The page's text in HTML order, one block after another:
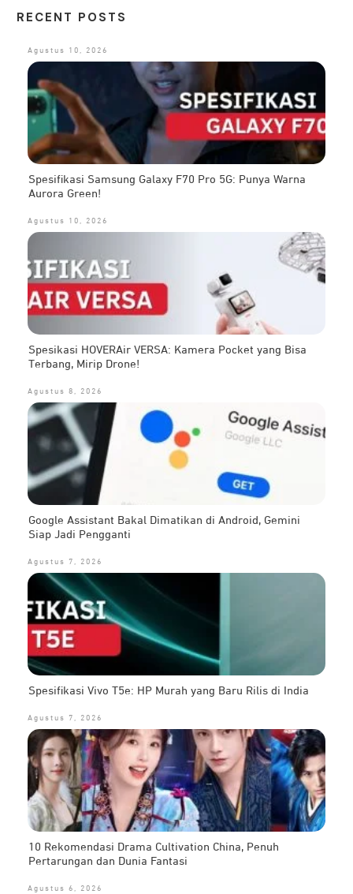
RECENT POSTS
Agustus 10, 2026
Spesifikasi Samsung Galaxy F70 Pro 5G: Punya Warna
Aurora Green!
Agustus 10, 2026
Spesikasi HOVERAir VERSA: Kamera Pocket yang Bisa
Terbang, Mirip Drone!
Agustus 8, 2026
Google Assistant Bakal Dimatikan di Android, Gemini
Siap Jadi Pengganti
Agustus 7, 2026
Spesifikasi Vivo T5e: HP Murah yang Baru Rilis di India
Agustus 7, 2026
10 Rekomendasi Drama Cultivation China, Penuh
Pertarungan dan Dunia Fantasi
Agustus 6, 2026